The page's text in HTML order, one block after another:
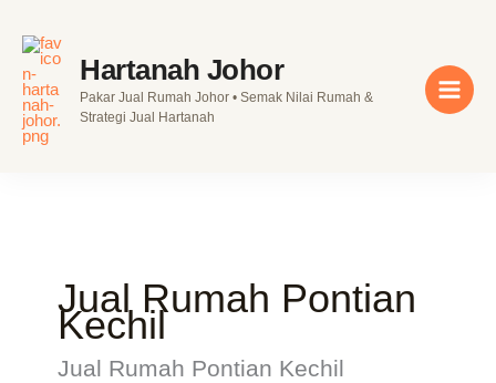
content
Hartanah Johor
Pakar Jual Rumah Johor • Semak Nilai Rumah &
Strategi Jual Hartanah
Jual Rumah Pontian
Kechil
Jual Rumah Pontian Kechil